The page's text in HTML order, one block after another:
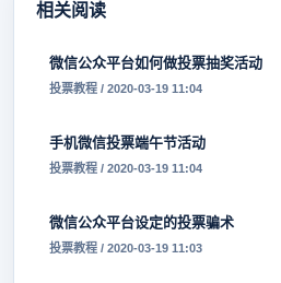
相关阅读
微信公众平台如何做投票抽奖活动
投票教程 / 2020-03-19 11:04
手机微信投票端午节活动
投票教程 / 2020-03-19 11:04
微信公众平台设定的投票骗术
投票教程 / 2020-03-19 11:03